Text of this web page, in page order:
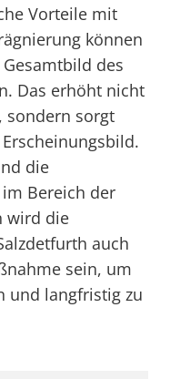
Vorteile mit
können
des
Das erhöht nicht
sondern sorgt
die
Bereich der
wird die
auch
sein, um
und langfristig zu